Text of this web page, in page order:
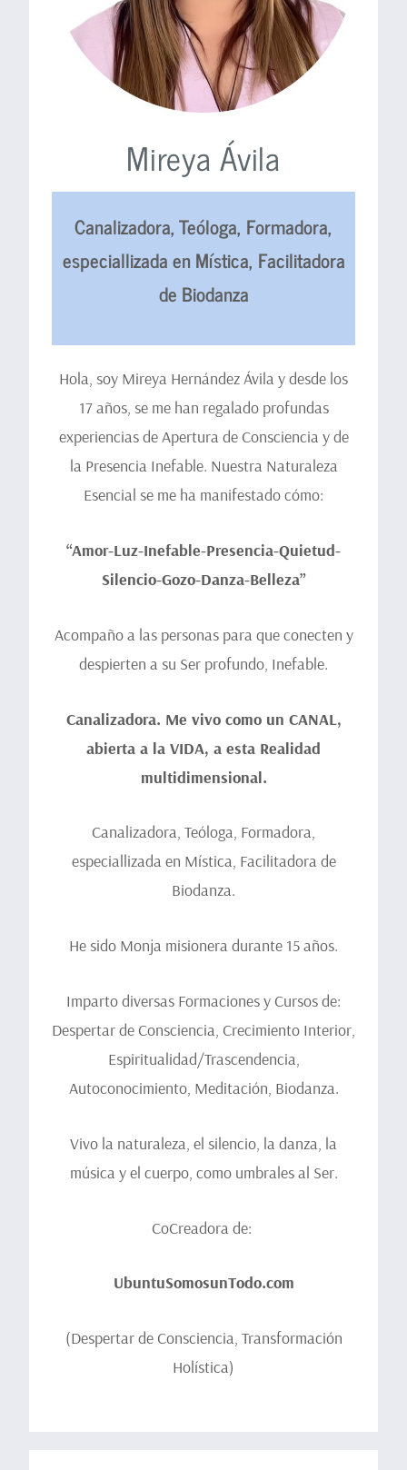
Mireya Ávila
Canalizadora, Teóloga, Formadora,
especiallizada en Mística, Facilitadora
de Biodanza
Hola, soy Mireya Hernández Ávila y desde los
17 años, se me han regalado profundas
experiencias de Apertura de Consciencia y de
la Presencia Inefable. Nuestra Naturaleza
Esencial se me ha manifestado cómo:
“Amor-Luz-Inefable-Presencia-Quietud-
Silencio-Gozo-Danza-Belleza”
Acompaño a las personas para que conecten y
despierten a su Ser profundo, Inefable.
Canalizadora. Me vivo como un CANAL,
abierta a la VIDA, a esta Realidad
multidimensional.
Canalizadora, Teóloga, Formadora,
especiallizada en Mística, Facilitadora de
Biodanza.
He sido Monja misionera durante 15 años.
Imparto diversas Formaciones y Cursos de:
Despertar de Consciencia, Crecimiento Interior,
Espiritualidad/Trascendencia,
Autoconocimiento, Meditación, Biodanza.
Vivo la naturaleza, el silencio, la danza, la
música y el cuerpo, como umbrales al Ser.
CoCreadora de:
UbuntuSomosunTodo.com
(Despertar de Consciencia, Transformación
Holística)